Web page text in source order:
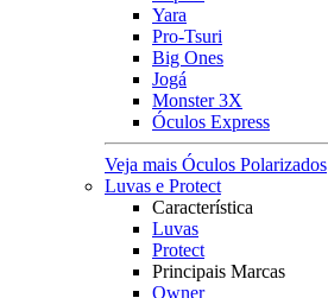
Yara
Pro-Tsuri
Big Ones
Jogá
Monster 3X
Óculos Express
Veja mais Óculos Polarizados
Luvas e Protect
Característica
Luvas
Protect
Principais Marcas
Owner